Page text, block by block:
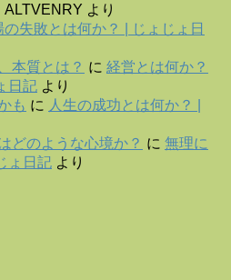
ALTVENRY より
の失敗とは何か？ | じょじょ日
本質とは？ に 経営とは何か？
日記 より
も に 人生の成功とは何か？ |
どのような心境か？ に 無理に
ょ日記 より